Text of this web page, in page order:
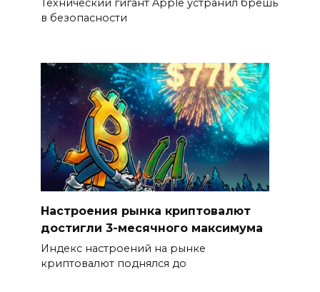
Технический гигант Apple устранил брешь
в безопасности
Настроения рынка криптовалют
достигли 3-месячного максимума
Индекс настроений на рынке
криптовалют поднялся до